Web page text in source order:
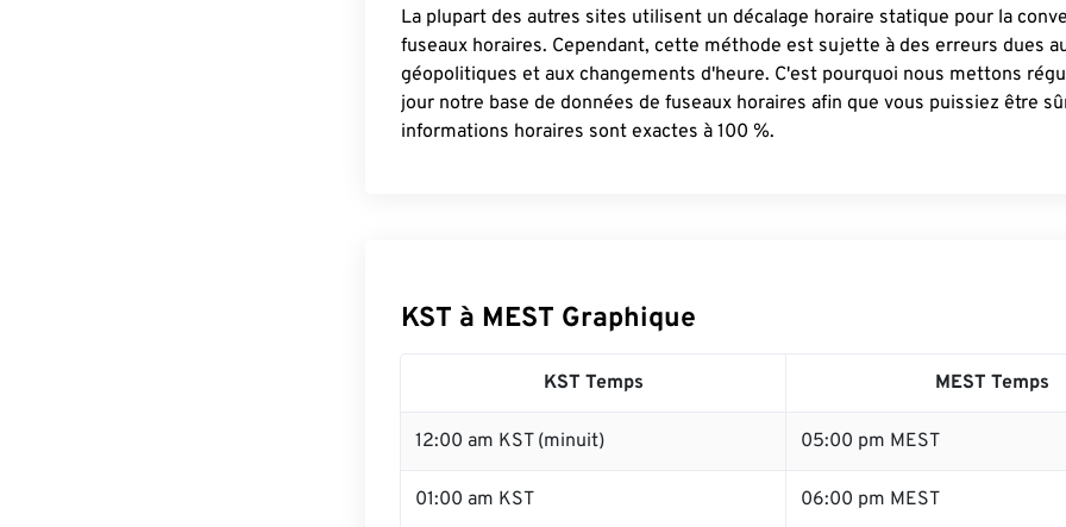
La plupart des autres sites utilisent un décalage horaire statique pour la
fuseaux horaires. Cependant, cette méthode est sujette à des erreurs dues
géopolitiques et aux changements d'heure. C'est pourquoi nous mettons
jour notre base de données de fuseaux horaires afin que vous puissiez être
informations horaires sont exactes à 100 %.
KST à MEST Graphique
KST Temps MEST Temps
12:00 am KST (minuit) 05:00 pm MEST
01:00 am KST 06:00 pm MEST